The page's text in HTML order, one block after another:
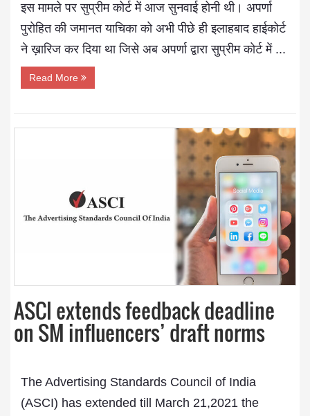
इस मामले पर सुप्रीम कोर्ट में आज सुनवाई होनी थी। अपर्णा
पुरोहित की जमानत याचिका को अभी पीछे ही इलाहबाद हाईकोर्ट
ने ख़ारिज कर दिया था जिसे अब अपर्णा द्वारा सुप्रीम कोर्ट में ...
Read More
ASCI extends feedback deadline
on SM influencers’ draft norms
The Advertising Standards Council of India
(ASCI) has extended till March 21,2021 the